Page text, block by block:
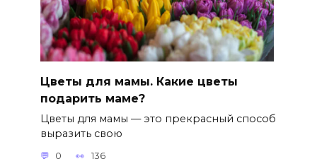
Цветы для мамы. Какие цветы
подарить маме?
Цветы для мамы — это прекрасный способ
выразить свою
0 136